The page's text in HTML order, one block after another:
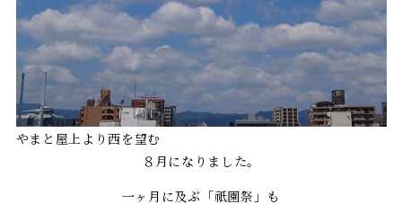
やまと屋上より西を望む
８月になりました。
一ヶ月に及ぶ「祇園祭」も